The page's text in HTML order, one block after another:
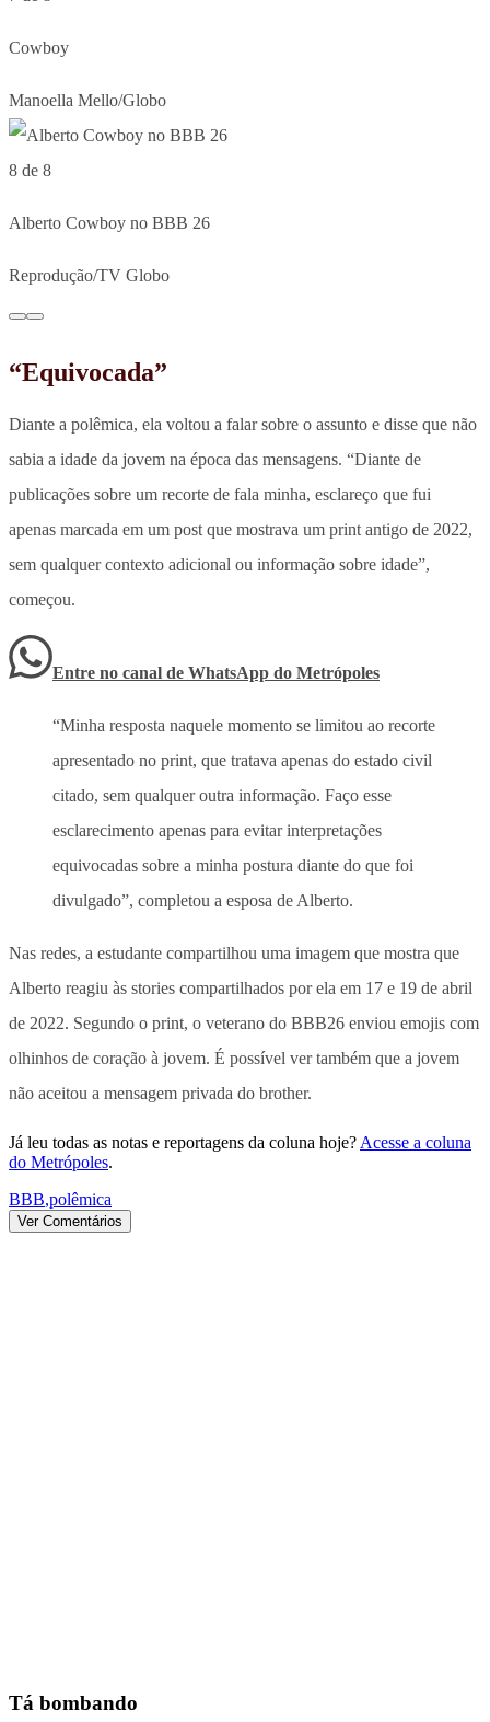
Cowboy
Manoella Mello/Globo
8 de 8
Alberto Cowboy no BBB 26
Reprodução/TV Globo
“Equivocada”
Diante a polêmica, ela voltou a falar sobre o assunto e disse que não
sabia a idade da jovem na época das mensagens. “Diante de
publicações sobre um recorte de fala minha, esclareço que fui
apenas marcada em um post que mostrava um print antigo de 2022,
sem qualquer contexto adicional ou informação sobre idade”,
começou.
Entre no canal de WhatsApp do Metrópoles
“Minha resposta naquele momento se limitou ao recorte
apresentado no print, que tratava apenas do estado civil
citado, sem qualquer outra informação. Faço esse
esclarecimento apenas para evitar interpretações
equivocadas sobre a minha postura diante do que foi
divulgado”, completou a esposa de Alberto.
Nas redes, a estudante compartilhou uma imagem que mostra que
Alberto reagiu às stories compartilhados por ela em 17 e 19 de abril
de 2022. Segundo o print, o veterano do BBB26 enviou emojis com
olhinhos de coração à jovem. É possível ver também que a jovem
não aceitou a mensagem privada do brother.
Já leu todas as notas e reportagens da coluna hoje? Acesse a coluna
do Metrópoles.
BBB,polêmica
Ver Comentários
Tá bombando